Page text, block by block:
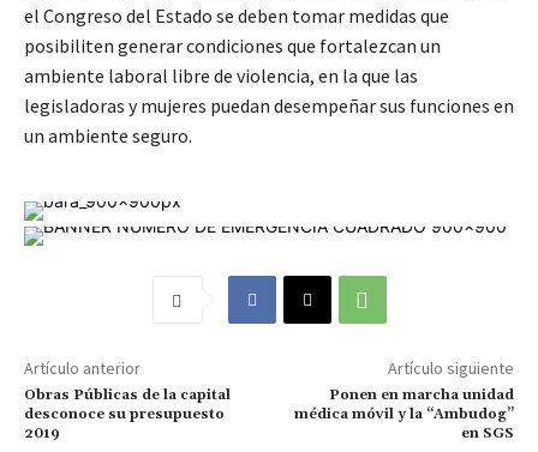
el Congreso del Estado se deben tomar medidas que
posibiliten generar condiciones que fortalezcan un
ambiente laboral libre de violencia, en la que las
legisladoras y mujeres puedan desempeñar sus funciones en
un ambiente seguro.
Artículo anterior
Obras Públicas de la capital
desconoce su presupuesto
2019
Artículo siguiente
Ponen en marcha unidad
médica móvil y la “Ambudog”
en SGS